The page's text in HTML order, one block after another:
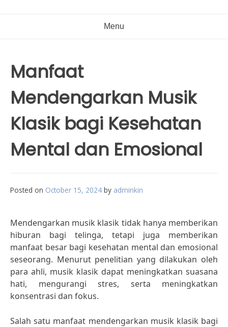
Menu
Manfaat
Mendengarkan Musik
Klasik bagi Kesehatan
Mental dan Emosional
Posted on October 15, 2024 by adminkin
Mendengarkan musik klasik tidak hanya memberikan
hiburan bagi telinga, tetapi juga memberikan
manfaat besar bagi kesehatan mental dan emosional
seseorang. Menurut penelitian yang dilakukan oleh
para ahli, musik klasik dapat meningkatkan suasana
hati, mengurangi stres, serta meningkatkan
konsentrasi dan fokus.
Salah satu manfaat mendengarkan musik klasik bagi